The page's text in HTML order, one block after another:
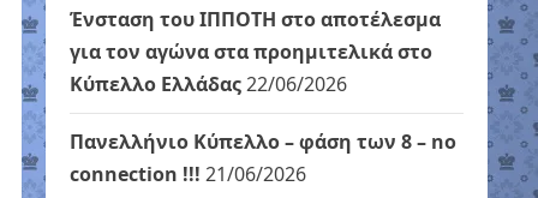
Ένσταση του ΙΠΠΟΤΗ στο αποτέλεσμα
για τον αγώνα στα προημιτελικά στο
Κύπελλο Ελλάδας22/06/2026
Πανελλήνιο Κύπελλο – φάση των 8 – no
connection !!! 21/06/2026